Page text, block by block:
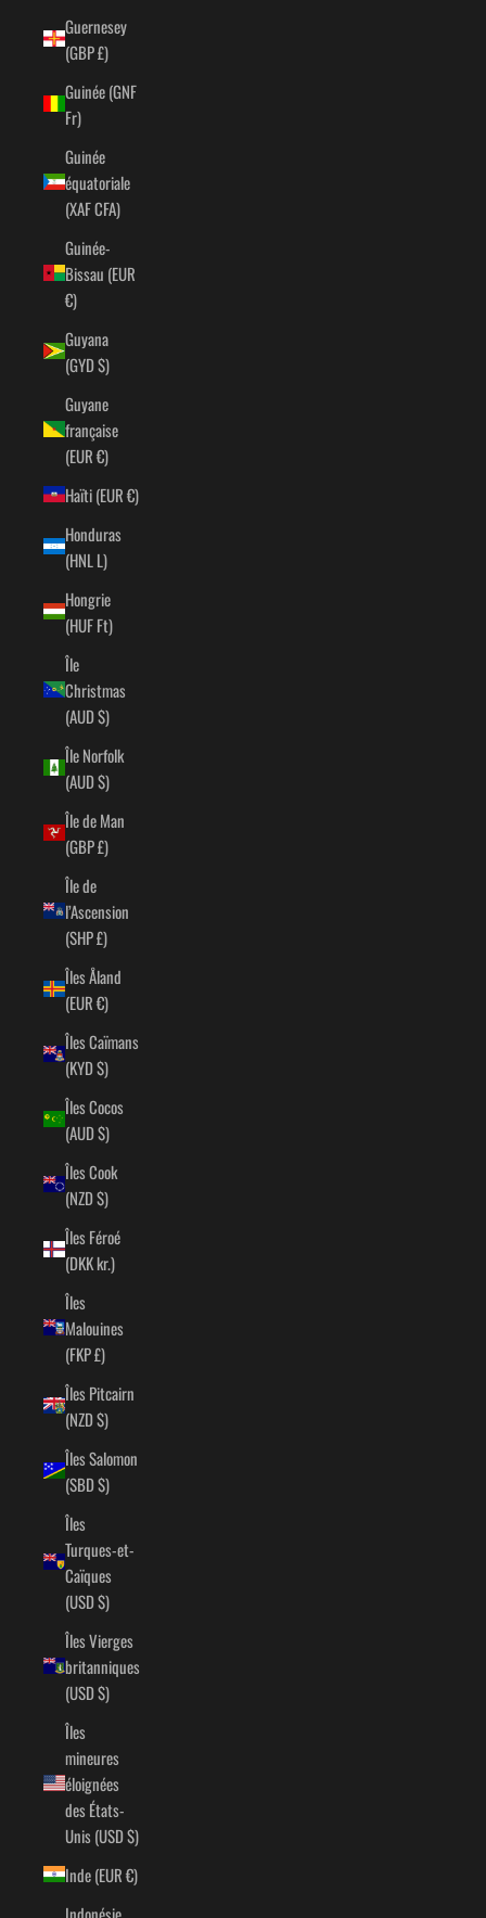
Guernesey
(GBP £)
Guinée (GNF
Fr)
Guinée
équatoriale
(XAF CFA)
Guinée-
Bissau (EUR
€)
Guyana
(GYD $)
Guyane
française
(EUR €)
Haïti (EUR €)
Honduras
(HNL L)
Hongrie
(HUF Ft)
Île
Christmas
(AUD $)
Île Norfolk
(AUD $)
Île de Man
(GBP £)
Île de
l’Ascension
(SHP £)
Îles Åland
(EUR €)
Îles Caïmans
(KYD $)
Îles Cocos
(AUD $)
Îles Cook
(NZD $)
Îles Féroé
(DKK kr.)
Îles
Malouines
(FKP £)
Îles Pitcairn
(NZD $)
Îles Salomon
(SBD $)
Îles
Turques-et-
Caïques
(USD $)
Îles Vierges
britanniques
(USD $)
Îles
mineures
éloignées
des États-
Unis (USD $)
Inde (EUR €)